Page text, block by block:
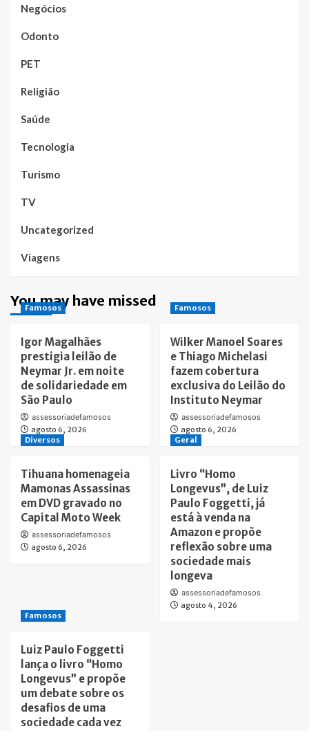
Negócios
Odonto
PET
Religião
Saúde
Tecnologia
Turismo
TV
Uncategorized
Viagens
You may have missed
Famosos
Igor Magalhães
prestigia leilão de
Neymar Jr. em noite
de solidariedade em
São Paulo
assessoriadefamosos
agosto 6, 2026
Famosos
Wilker Manoel Soares
e Thiago Michelasi
fazem cobertura
exclusiva do Leilão do
Instituto Neymar
assessoriadefamosos
agosto 6, 2026
Diversos
Tihuana homenageia
Mamonas Assassinas
em DVD gravado no
Capital Moto Week
assessoriadefamosos
agosto 6, 2026
Geral
Livro “Homo
Longevus”, de Luiz
Paulo Foggetti, já
está à venda na
Amazon e propõe
reflexão sobre uma
sociedade mais
longeva
assessoriadefamosos
agosto 4, 2026
Famosos
Luiz Paulo Foggetti
lança o livro “Homo
Longevus” e propõe
um debate sobre os
desafios de uma
sociedade cada vez